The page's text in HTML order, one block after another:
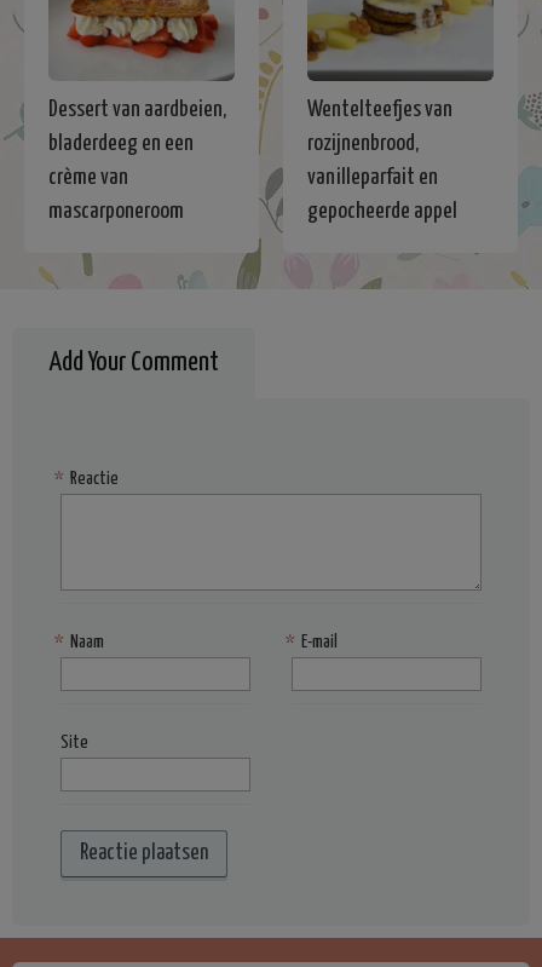
Dessert van aardbeien,
bladerdeeg en een
crème van
mascarponeroom
Wentelteefjes van
rozijnenbrood,
vanilleparfait en
gepocheerde appel
Add Your Comment
Reactie
*
Naam
* E-mail
*
Site